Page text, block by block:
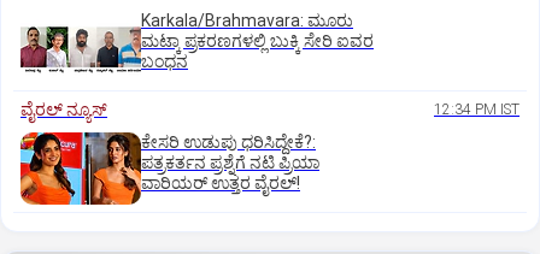
Karkala/Brahmavara: ಮೂರು
ಮಟ್ಕಾ ಪ್ರಕರಣಗಳಲ್ಲಿ ಬುಕ್ಕಿ ಸೇರಿ ಐವರ
ಬಂಧನ
ವೈರಲ್ ನ್ಯೂಸ್ 12:34 PM IST
ಕೇಸರಿ ಉಡುಪು ಧರಿಸಿದ್ದೇಕೆ?:
ಪತ್ರಕರ್ತನ ಪ್ರಶ್ನೆಗೆ ನಟಿ ಪ್ರಿಯಾ
ವಾರಿಯರ್ ಉತ್ತರ ವೈರಲ್!